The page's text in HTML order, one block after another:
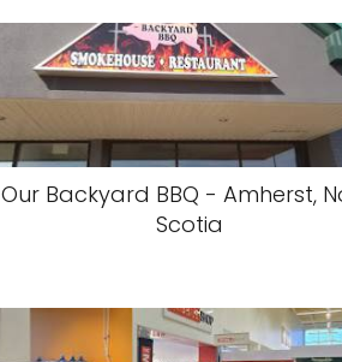
Our Backyard BBQ - Amherst,
Scotia